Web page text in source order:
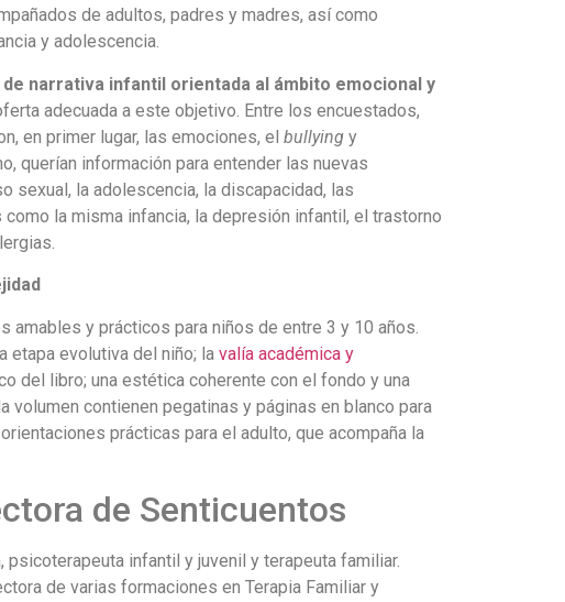
de adultos, padres y madres, así como
y adolescencia.
narrativa infantil orientada al ámbito emocional y
adecuada a este objetivo. Entre los encuestados,
en primer lugar, las emociones, el bullyingy
querían información para entender las nuevas
sexual, la adolescencia, la discapacidad, las
la misma infancia, la depresión infantil, el trastorno
y prácticos para niños de entre 3 y 10 años.
etapa evolutiva del niño; la valía académica y
del libro; una estética coherente con el fondo y una
contienen pegatinas y páginas en blanco para
prácticas para el adulto, que acompaña la
de Senticuentos
infantil y juvenil y terapeuta familiar.
de varias formaciones en Terapia Familiar y